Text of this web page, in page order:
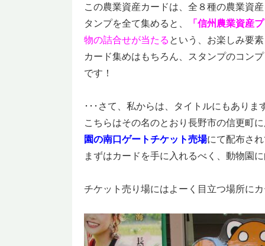
この農業資産カードは、全８種の農業資
タンプを全て集めると、
「信州農業資産
物の詰合せが当たる という、お楽しみ要
カード集めはもちろん、スタンプのコン
です！
･･･さて、私からは、タイトルにもありま
こちらはその名のとおり長野市の信更町
園の南口ゲートチケット売場にて配布さ
まずはカードを手に入れるべく、動物園
チケット売り場にはよーく目立つ場所に